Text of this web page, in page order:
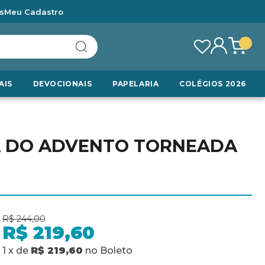
Meu Cadastro
DEVOCIONAIS PAPELARIA COLÉGIOS 2026
ADVENTO TORNEADA
R$ 244,00
R$ 219,60
1 x de R$ 219,60 no Boleto